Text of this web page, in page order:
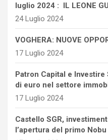
luglio 2024 : IL LEONE
24 Luglio 2024
VOGHERA: NUOVE
17 Luglio 2024
Patron Capital e
di euro nel settore
17 Luglio 2024
Castello SGR,
l’apertura del primo